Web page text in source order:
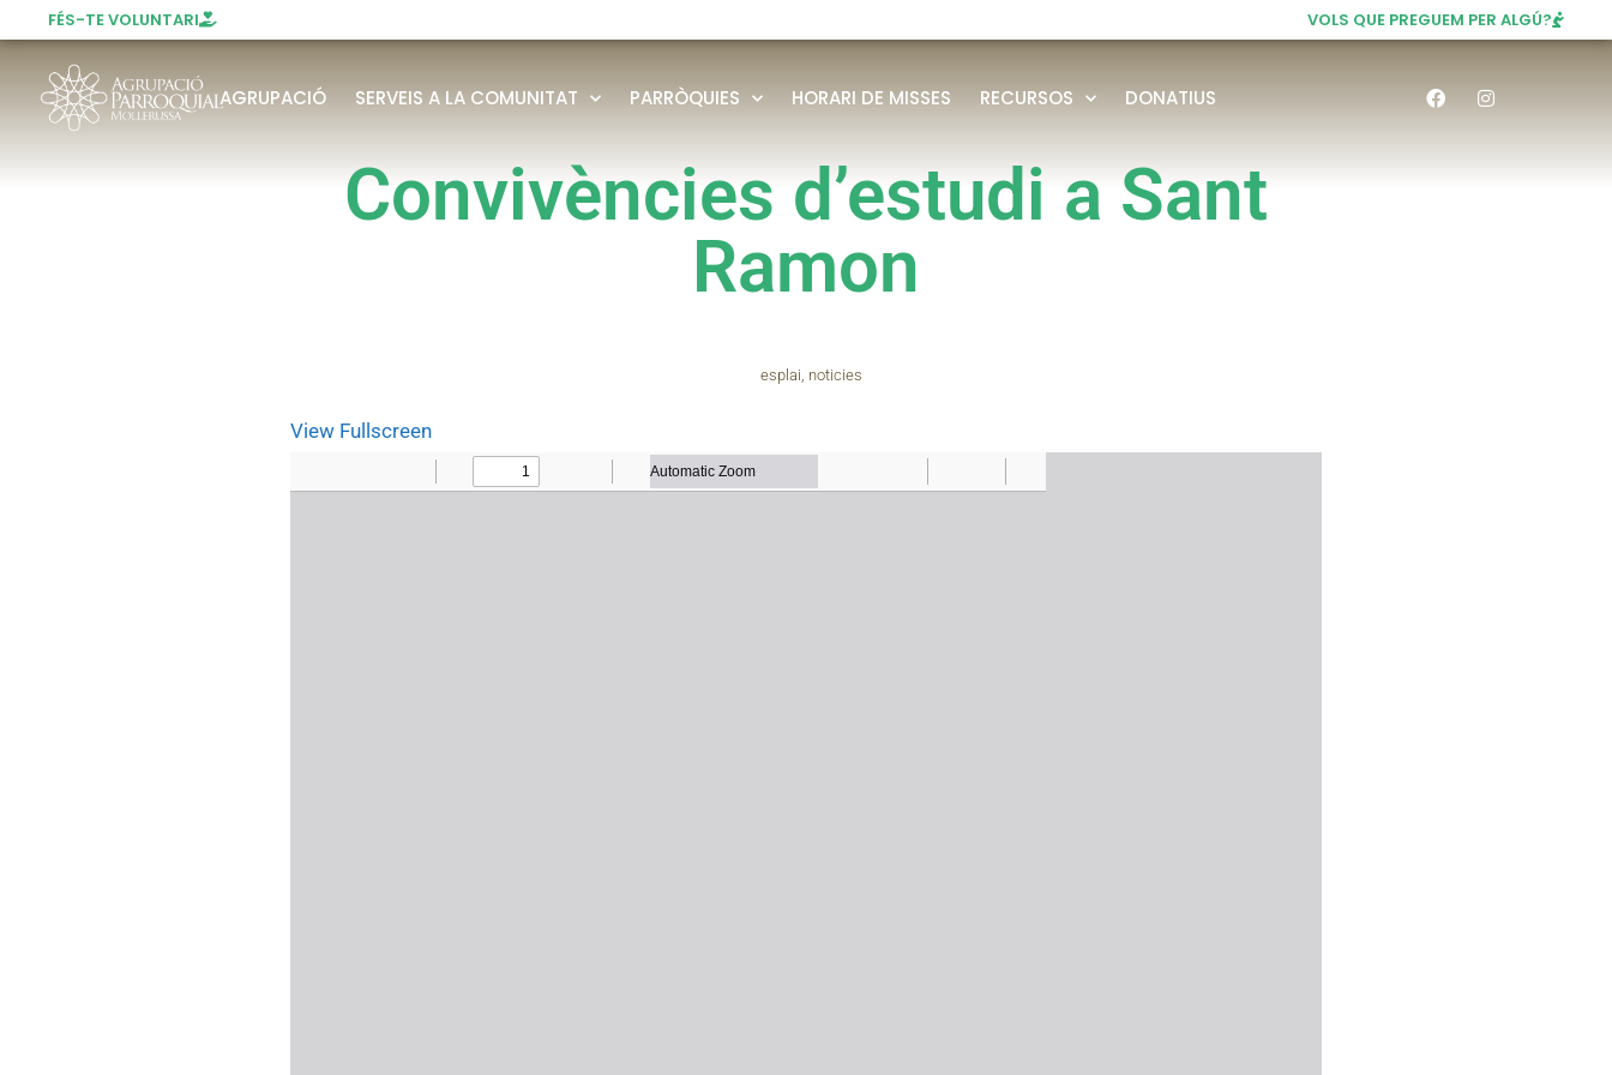
FÉS-TE VOLUNTARI VOLS QUE PREGUEM PER ALGÚ?
AGRUPACIÓ SERVEIS A LA COMUNITAT PARRÒQUIES HORARI DE MISSES RECURSOS DONATIUS
Convivències d’estudi a Sant
Ramon
esplai, noticies
View Fullscreen